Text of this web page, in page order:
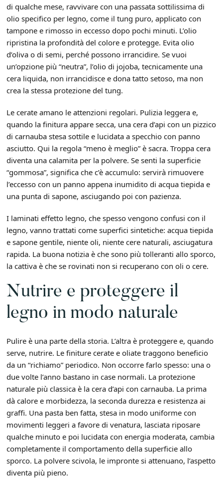
di qualche mese, ravvivare con una passata sottilissima di
olio specifico per legno, come il tung puro, applicato con
tampone e rimosso in eccesso dopo pochi minuti. L’olio
ripristina la profondità del colore e protegge. Evita olio
d’oliva o di semi, perché possono irrancidire. Se vuoi
un’opzione più “neutra”, l’olio di jojoba, tecnicamente una
cera liquida, non irrancidisce e dona tatto setoso, ma non
crea la stessa protezione del tung.
Le cerate amano le attenzioni regolari. Pulizia leggera e,
quando la finitura appare secca, una cera d’api con un pizzico
di carnauba stesa sottile e lucidata a specchio con panno
asciutto. Qui la regola “meno è meglio” è sacra. Troppa cera
diventa una calamita per la polvere. Se senti la superficie
“gommosa”, significa che c’è accumulo: servirà rimuovere
l’eccesso con un panno appena inumidito di acqua tiepida e
una punta di sapone, asciugando poi con pazienza.
I laminati effetto legno, che spesso vengono confusi con il
legno, vanno trattati come superfici sintetiche: acqua tiepida
e sapone gentile, niente oli, niente cere naturali, asciugatura
rapida. La buona notizia è che sono più tolleranti allo sporco,
la cattiva è che se rovinati non si recuperano con oli o cere.
Nutrire e proteggere il
legno in modo naturale
Pulire è una parte della storia. L’altra è proteggere e, quando
serve, nutrire. Le finiture cerate e oliate traggono beneficio
da un “richiamo” periodico. Non occorre farlo spesso: una o
due volte l’anno bastano in case normali. La protezione
naturale più classica è la cera d’api con carnauba. La prima
dà calore e morbidezza, la seconda durezza e resistenza ai
graffi. Una pasta ben fatta, stesa in modo uniforme con
movimenti leggeri a favore di venatura, lasciata riposare
qualche minuto e poi lucidata con energia moderata, cambia
completamente il comportamento della superficie allo
sporco. La polvere scivola, le impronte si attenuano, l’aspetto
diventa più pieno.